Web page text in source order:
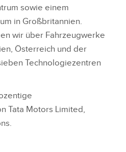
sowie einem
in Großbritannien.
wir über Fahrzeugwerke
Österreich und der
Technologiezentren
Tata Motors Limited,